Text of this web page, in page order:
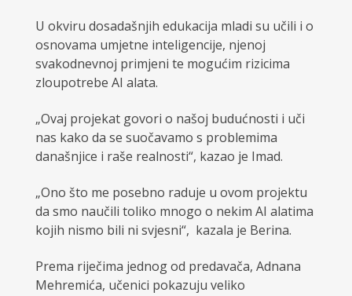
U okviru dosadašnjih edukacija mladi su učili i o
osnovama umjetne inteligencije, njenoj
svakodnevnoj primjeni te mogućim rizicima
zloupotrebe AI alata.
„Ovaj projekat govori o našoj budućnosti i uči
nas kako da se suočavamo s problemima
današnjice i raše realnosti“, kazao je Imad.
„Ono što me posebno raduje u ovom projektu
da smo naučili toliko mnogo o nekim AI alatima
kojih nismo bili ni svjesni“, kazala je Berina.
Prema riječima jednog od predavača, Adnana
Mehremića, učenici pokazuju veliko